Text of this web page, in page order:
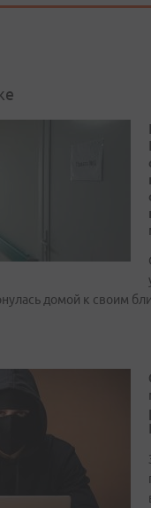
домой к своим